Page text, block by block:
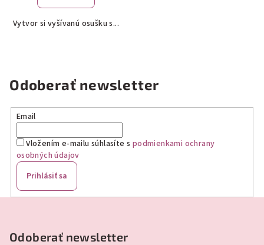
z
Vytvor si vyšívanú osušku s...
Odoberať newsletter
Email
Vložením e-mailu súhlasíte s podmienkami ochrany
osobných údajov
Prihlásiť sa
Odoberať newsletter